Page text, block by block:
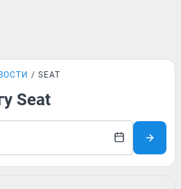
SEAT
Seat